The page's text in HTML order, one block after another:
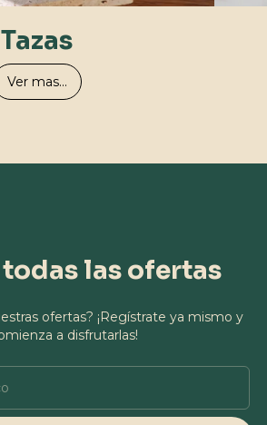
Tazas
Ver mas...
las ofertas
ofertas? ¡Regístrate ya mismo y
a disfrutarlas!